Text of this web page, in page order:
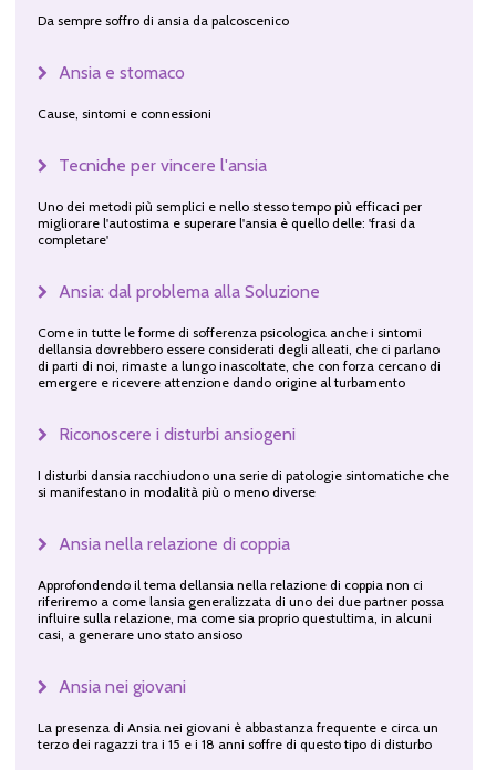
Da sempre soffro di ansia da palcoscenico
Ansia e stomaco
Cause, sintomi e connessioni
Tecniche per vincere l'ansia
Uno dei metodi più semplici e nello stesso tempo più efficaci per
migliorare l'autostima e superare l'ansia è quello delle: 'frasi da
completare'
Ansia: dal problema alla Soluzione
Come in tutte le forme di sofferenza psicologica anche i sintomi
dellansia dovrebbero essere considerati degli alleati, che ci parlano
di parti di noi, rimaste a lungo inascoltate, che con forza cercano di
emergere e ricevere attenzione dando origine al turbamento
Riconoscere i disturbi ansiogeni
I disturbi dansia racchiudono una serie di patologie sintomatiche che
si manifestano in modalità più o meno diverse
Ansia nella relazione di coppia
Approfondendo il tema dellansia nella relazione di coppia non ci
riferiremo a come lansia generalizzata di uno dei due partner possa
influire sulla relazione, ma come sia proprio questultima, in alcuni
casi, a generare uno stato ansioso
Ansia nei giovani
La presenza di Ansia nei giovani è abbastanza frequente e circa un
terzo dei ragazzi tra i 15 e i 18 anni soffre di questo tipo di disturbo